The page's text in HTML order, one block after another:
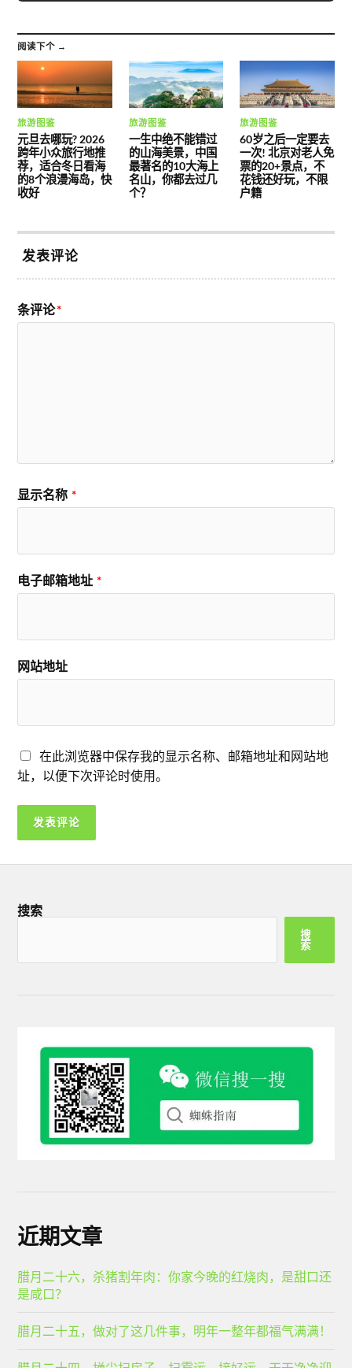
阅读下个 →
旅游图鉴
元旦去哪玩? 2026
跨年小众旅行地推
荐，适合冬日看海
的8个浪漫海岛，快
收好
旅游图鉴
一生中绝不能错过
的山海美景，中国
最著名的10大海上
名山，你都去过几
个？
旅游图鉴
60岁之后一定要去
一次! 北京对老人免
票的20+景点，不
花钱还好玩，不限
户籍
发表评论
条评论*
显示名称 *
电子邮箱地址 *
网站地址
在此浏览器中保存我的显示名称、邮箱地址和网站地
址，以便下次评论时使用。
搜索
搜
索
近期文章
腊月二十六，杀猪割年肉：你家今晚的红烧肉，是甜口还
是咸口？
腊月二十五，做对了这几件事，明年一整年都福气满满！